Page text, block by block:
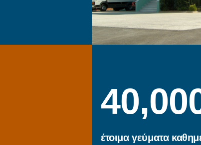
έτοιμα γεύματα